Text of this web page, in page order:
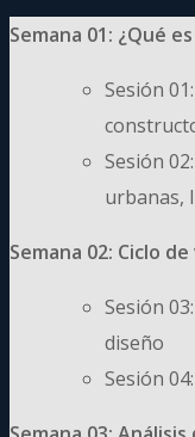
Semana 01: ¿Qué
Sesión
Sesión
urbanas,
Semana 02: Ciclo
Sesión
diseño
Sesión